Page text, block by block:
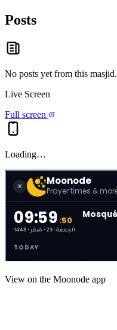
Posts
No posts yet from this masjid.
Live Screen
Full screen
Loading…
View on the Moonode app